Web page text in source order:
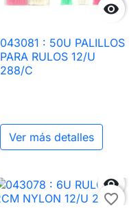

043081 : 50U PALILLOS
PARA RULOS 12/U
288/C
Ver más detalles

favorite_border